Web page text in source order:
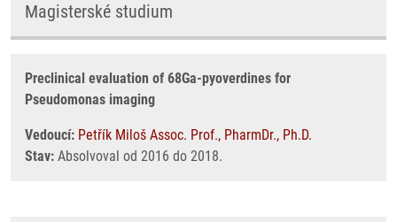
Magisterské studium
Preclinical evaluation of 68Ga-pyoverdines for
Pseudomonas imaging
Vedoucí: Petřík Miloš Assoc. Prof., PharmDr., Ph.D.
Stav: Absolvoval od 2016 do 2018.